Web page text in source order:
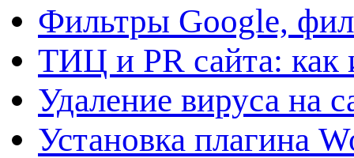
Фильтры Google,
ТИЦ и PR сайта: как
Удаление вируса на
Установка плагина